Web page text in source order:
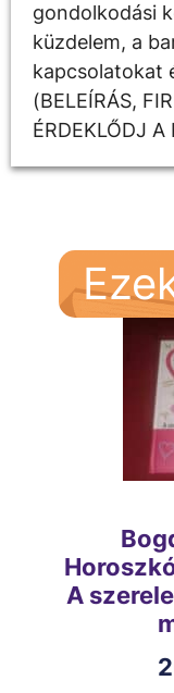
gondolkodási
küzdelem, a
kapcsolatokat
(BELEÍRÁS,
ÉRDEKLŐDJ A
A